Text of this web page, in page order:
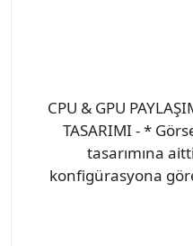
CPU & GPU
TASARIMI - *
tasarımına
konfigürasyona